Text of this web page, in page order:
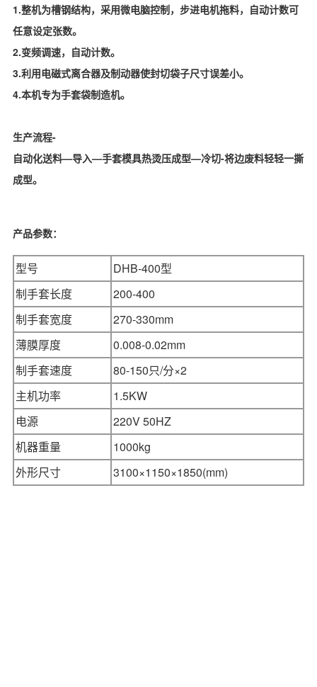
1.整机为槽钢结构，采用微电脑控制，步进电机拖料，自动计数可
任意设定张数。
2.变频调速，自动计数。
3.利用电磁式离合器及制动器使封切袋子尺寸误差小。
4.本机专为手套袋制造机。
生产流程-
自动化送料—导入—手套模具热烫压成型—冷切-将边废料轻轻一撕
成型。
产品参数：
型号
DHB-400型
制手套长度
200-400
制手套宽度
270-330mm
薄膜厚度
0.008-0.02mm
制手套速度
80-150只/分×2
主机功率
1.5KW
电源
220V 50HZ
机器重量
1000kg
外形尺寸
3100×1150×1850(mm)